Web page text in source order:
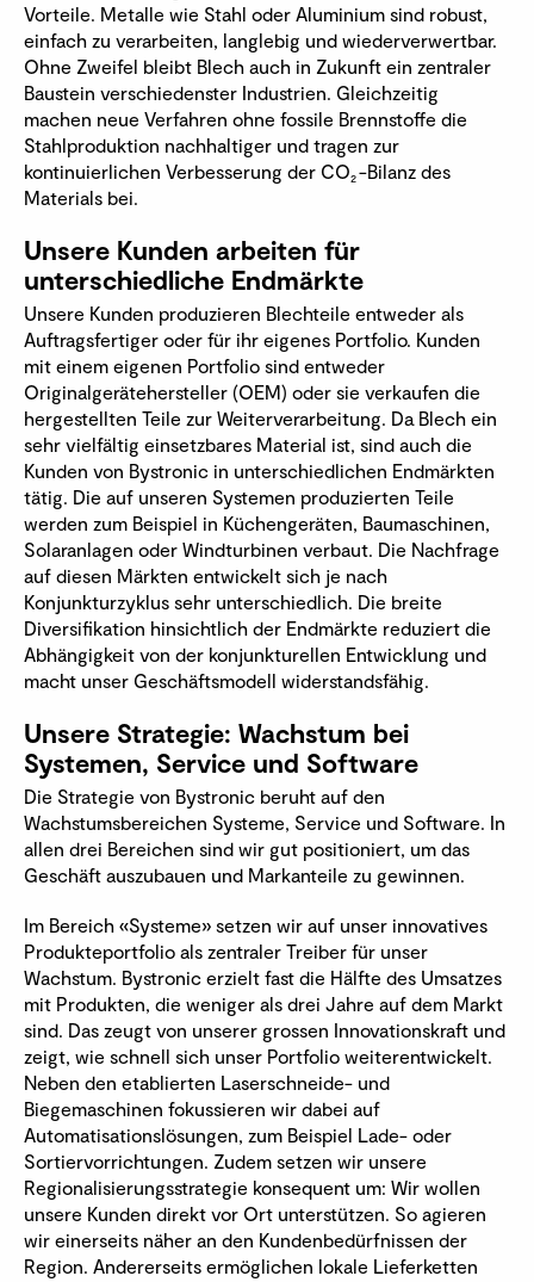
Vorteile. Metalle wie Stahl oder Aluminium sind robust,
einfach zu verarbeiten, langlebig und wiederverwertbar.
Ohne Zweifel bleibt Blech auch in Zukunft ein zentraler
Baustein verschiedenster Industrien. Gleichzeitig
machen neue Verfahren ohne fossile Brennstoffe die
Stahlproduktion nachhaltiger und tragen zur
kontinuierlichen Verbesserung der CO2-Bilanz des
Materials bei.
Unsere Kunden arbeiten für
unterschiedliche Endmärkte
Unsere Kunden produzieren Blechteile entweder als
Auftragsfertiger oder für ihr eigenes Portfolio. Kunden
mit einem eigenen Portfolio sind entweder
Originalgerätehersteller (OEM) oder sie verkaufen die
hergestellten Teile zur Weiterverarbeitung. Da Blech ein
sehr vielfältig einsetzbares Material ist, sind auch die
Kunden von Bystronic in unterschiedlichen Endmärkten
tätig. Die auf unseren Systemen produzierten Teile
werden zum Beispiel in Küchengeräten, Baumaschinen,
Solaranlagen oder Windturbinen verbaut. Die Nachfrage
auf diesen Märkten entwickelt sich je nach
Konjunkturzyklus sehr unterschiedlich. Die breite
Diversifikation hinsichtlich der Endmärkte reduziert die
Abhängigkeit von der konjunkturellen Entwicklung und
macht unser Geschäftsmodell widerstandsfähig.
Unsere Strategie: Wachstum bei
Systemen, Service und Software
Die Strategie von Bystronic beruht auf den
Wachstumsbereichen Systeme, Service und Software. In
allen drei Bereichen sind wir gut positioniert, um das
Geschäft auszubauen und Markanteile zu gewinnen.
Im Bereich «Systeme» setzen wir auf unser innovatives
Produkteportfolio als zentraler Treiber für unser
Wachstum. Bystronic erzielt fast die Hälfte des Umsatzes
mit Produkten, die weniger als drei Jahre auf dem Markt
sind. Das zeugt von unserer grossen Innovationskraft und
zeigt, wie schnell sich unser Portfolio weiterentwickelt.
Neben den etablierten Laserschneide- und
Biegemaschinen fokussieren wir dabei auf
Automatisationslösungen, zum Beispiel Lade- oder
Sortiervorrichtungen. Zudem setzen wir unsere
Regionalisierungsstrategie konsequent um: Wir wollen
unsere Kunden direkt vor Ort unterstützen. So agieren
wir einerseits näher an den Kundenbedürfnissen der
Region. Andererseits ermöglichen lokale Lieferketten